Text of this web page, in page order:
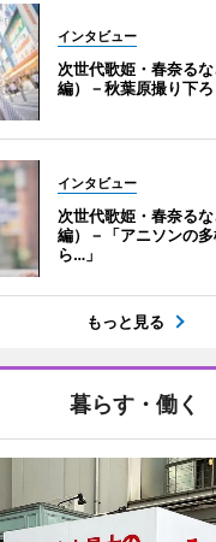
インタビュー
次世代歌姫・春奈る
編）－秋葉原撮り下
インタビュー
次世代歌姫・春奈る
編）－「アニソンの
ら…」
もっと見る
暮らす・働く